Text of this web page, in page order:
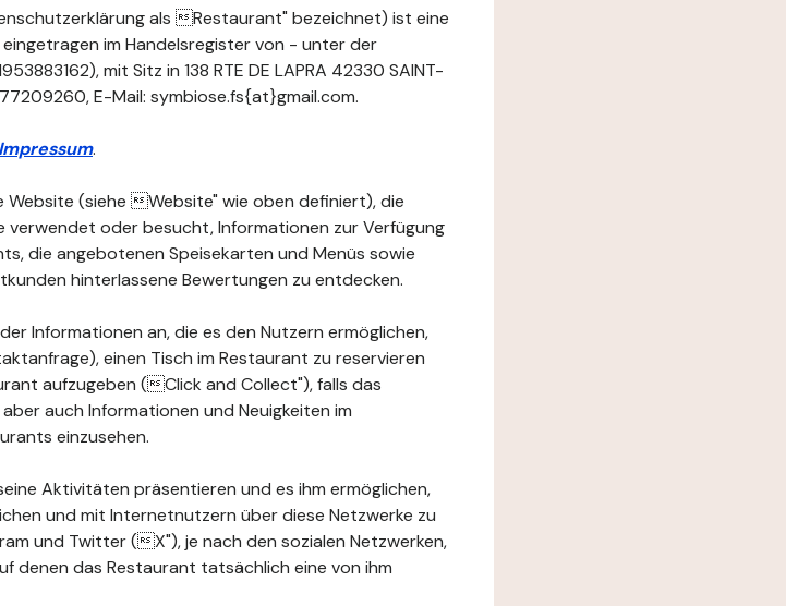
als Restaurant" bezeichnet) ist eine
im Handelsregister von - unter der
mit Sitz in 138 RTE DE LAPRA 42330 SAINT-
E-Mail: symbiose.fs{at}gmail.com.
Impressum.
(siehe Website" wie oben definiert), die
oder besucht, Informationen zur Verfügung
die angebotenen Speisekarten und Menüs sowie
hinterlassene Bewertungen zu entdecken.
Informationen an, die es den Nutzern ermöglichen,
einen Tisch im Restaurant zu reservieren
aufzugeben (Click and Collect"), falls das
auch Informationen und Neuigkeiten im
einzusehen.
Aktivitäten präsentieren und es ihm ermöglichen,
und mit Internetnutzern über diese Netzwerke zu
und Twitter (X"), je nach den sozialen Netzwerken,
denen das Restaurant tatsächlich eine von ihm